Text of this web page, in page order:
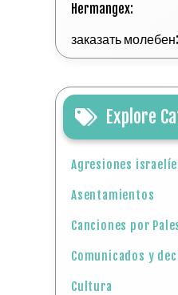
Hermangex:
заказать молебен:
Explore
Agresiones
Asentamientos
Canciones por
Comunicados y
Cultura